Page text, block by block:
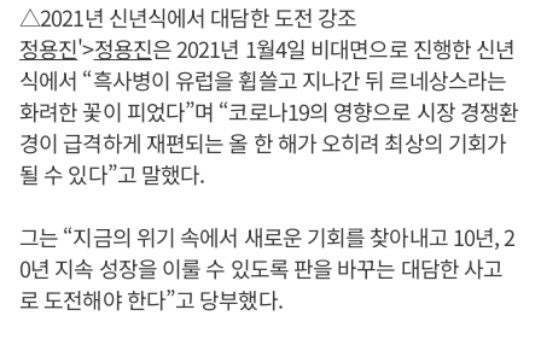
△2021년 신년식에서 대담한 도전 강조
정용진'>정용진은 2021년 1월4일 비대면으로 진행한 신년
식에서 “흑사병이 유럽을 휩쓸고 지나간 뒤 르네상스라는
화려한 꽃이 피었다”며 “코로나19의 영향으로 시장 경쟁환
경이 급격하게 재편되는 올 한 해가 오히려 최상의 기회가
될 수 있다”고 말했다.
그는 “지금의 위기 속에서 새로운 기회를 찾아내고 10년, 2
0년 지속 성장을 이룰 수 있도록 판을 바꾸는 대담한 사고
로 도전해야 한다”고 당부했다.